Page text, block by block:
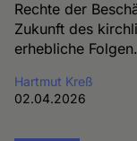
Rechte der
Zukunft des
erhebliche Folgen.
Hartmut Kreß
02.04.2026